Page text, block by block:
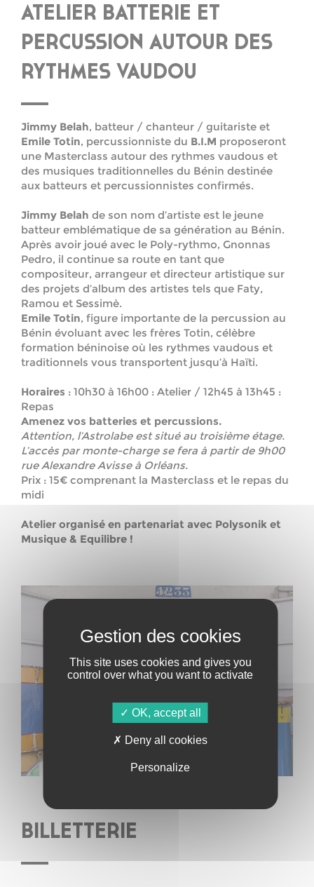
ATELIER BATTERIE ET
PERCUSSION AUTOUR DES
RYTHMES VAUDOU
Jimmy Belah, batteur / chanteur / guitariste et
Emile Totin, percussionniste du B.I.M proposeront
une Masterclass autour des rythmes vaudous et
des musiques traditionnelles du Bénin destinée
aux batteurs et percussionnistes confirmés.
Jimmy Belah de son nom d’artiste est le jeune
batteur emblématique de sa génération au Bénin.
Après avoir joué avec le Poly-rythmo, Gnonnas
Pedro, il continue sa route en tant que
compositeur, arrangeur et directeur artistique sur
des projets d’album des artistes tels que Faty,
Ramou et Sessimè.
Emile Totin, figure importante de la percussion au
Bénin évoluant avec les frères Totin, célèbre
formation béninoise où les rythmes vaudous et
traditionnels vous transportent jusqu’à Haïti.
Horaires : 10h30 à 16h00 : Atelier / 12h45 à 13h45 :
Repas
Amenez vos batteries et percussions.
Attention, l’Astrolabe est situé au troisième étage.
L’accès par monte-charge se fera à partir de 9h00
rue Alexandre Avisse à Orléans.
Prix : 15€ comprenant la Masterclass et le repas du
midi
Atelier organisé en partenariat avec Polysonik et
Musique & Equilibre !
BILLETTERIE
This site uses cookies and gives you
control over what you want to activate
OK, accept all
Deny all cookies
Personalize